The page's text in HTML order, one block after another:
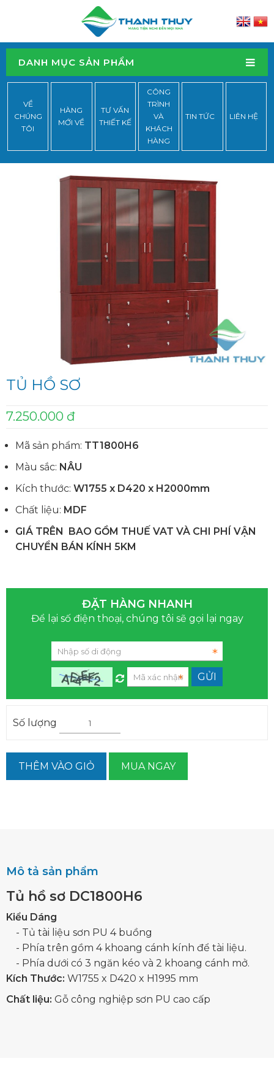
DANH MỤC SẢN PHẨM
VỀ
CHÚNG
TÔI
HÀNG
MỚI VỀ
TƯ VẤN
THIẾT KẾ
CÔNG
TRÌNH
VÀ
KHÁCH
HÀNG
TIN TỨC LIÊN HỆ
TỦ HỒ SƠ
7.250.000 đ
Mã sản phẩm: TT1800H6
Màu sắc: NÂU
Kích thước: W1755 x D420 x H2000mm
Chất liệu: MDF
GIÁ TRÊN BAO GỒM THUẾ VAT VÀ CHI PHÍ VẬN
CHUYỂN BÁN KÍNH 5KM
ĐẶT HÀNG NHANH
Để lại số điện thoại, chúng tôi sẽ gọi lại ngay
Số lượng
THÊM VÀO GIỎ MUA NGAY
Mô tả sản phẩm
Tủ hồ sơ DC1800H6
Kiểu Dáng
- Tủ tài liệu sơn PU 4 buồng
- Phía trên gồm 4 khoang cánh kính để tài liệu.
- Phía dưới có 3 ngăn kéo và 2 khoang cánh mở.
Kích Thước: W1755 x D420 x H1995 mm
Chất liệu: Gỗ công nghiệp sơn PU cao cấp